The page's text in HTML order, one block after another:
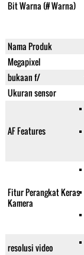
Bit Warna (# Warna)
Nama Produk
Megapixel
bukaan f/
Ukuran sensor
AF Features
Fitur Perangkat Keras
Kamera
resolusi video